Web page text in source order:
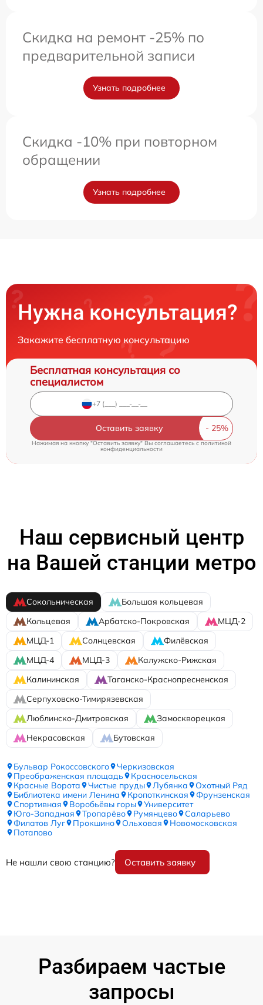
Скидка на ремонт -25% по
предварительной записи
Узнать подробнее
Скидка -10% при повторном
обращении
Узнать подробнее
Нужна консультация?
Закажите бесплатную консультацию
Бесплатная консультация со
специалистом
Оставить заявку
Нажимая на кнопку "Оставить заявку" Вы соглашаетесь cполитикой
конфиденциальности
Наш сервисный центр
на Вашей станции метро
Сокольническая
Большая кольцевая
Кольцевая
Арбатско-Покровская
МЦД-2
МЦД-1
Солнцевская
Филёвская
МЦД-4
МЦД-3
Калужско-Рижская
Калининская
Таганско-Краснопресненская
Серпуховско-Тимирязевская
Люблинско-Дмитровская
Замоскворецкая
Некрасовская
Бутовская
Бульвар Рокоссовского
Черкизовская
Преображенская площадь
Красносельская
Красные Ворота
Чистые пруды Лубянка
Охотный Ряд
Библиотека имени Ленина
Кропоткинская
Фрунзенская
Спортивная
Воробьёвы горы
Университет
Юго-Западная
Тропарёво Румянцево
Саларьево
Филатов Луг
Прокшино Ольховая
Новомосковская
Потапово
Не нашли свою станцию? Оставить заявку
Разбираем частые
запросы